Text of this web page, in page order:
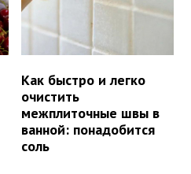
Как быстро и легко
очистить
межплиточные швы в
ванной: понадобится
соль